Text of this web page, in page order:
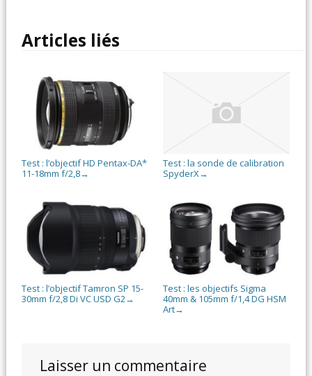
Articles liés
Test : l’objectif HD Pentax-DA*
11-18mm f/2,8→
Test : la sonde de calibration
SpyderX→
Test : l’objectif Tamron SP 15-
30mm f/2,8 Di VC USD G2→
Test : les objectifs Sigma
40mm & 105mm f/1,4 DG HSM
Art→
Laisser un commentaire